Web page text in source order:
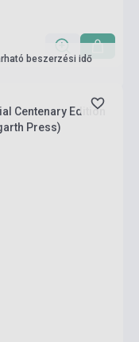
beszerzési idő
Centenary Edition
Press)